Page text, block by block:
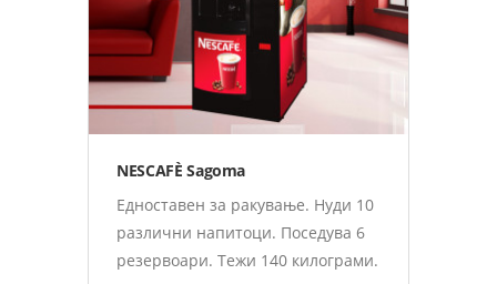
NESCAFÈ Sagoma
Едноставен за ракување. Нуди 10
различни напитоци. Поседува 6
резервоари. Тежи 140 килограми.